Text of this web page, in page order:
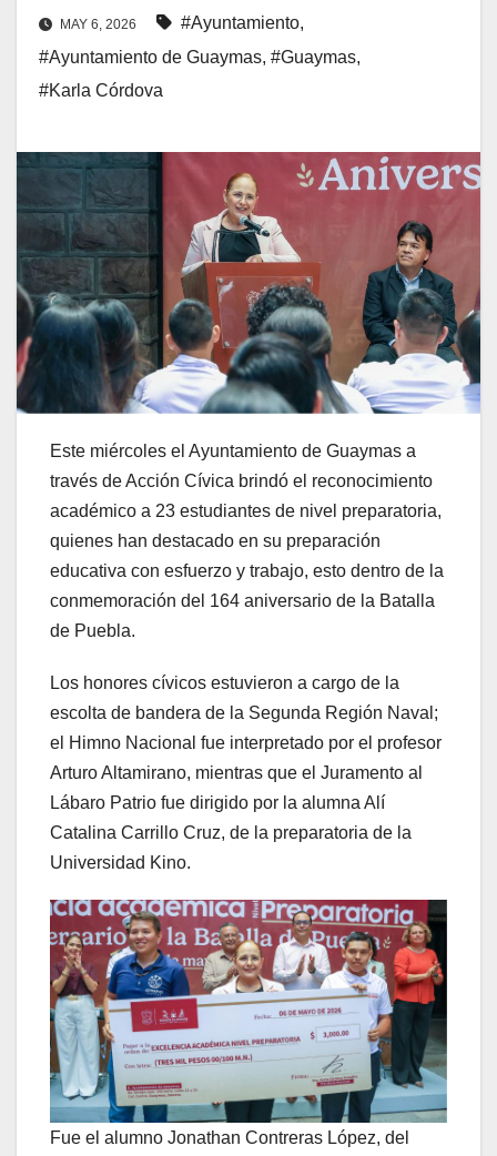
MAY 6, 2026 #Ayuntamiento,
#Ayuntamiento de Guaymas, #Guaymas,
#Karla Córdova
Este miércoles el Ayuntamiento de Guaymas a
través de Acción Cívica brindó el reconocimiento
académico a 23 estudiantes de nivel preparatoria,
quienes han destacado en su preparación
educativa con esfuerzo y trabajo, esto dentro de la
conmemoración del 164 aniversario de la Batalla
de Puebla.
Los honores cívicos estuvieron a cargo de la
escolta de bandera de la Segunda Región Naval;
el Himno Nacional fue interpretado por el profesor
Arturo Altamirano, mientras que el Juramento al
Lábaro Patrio fue dirigido por la alumna Alí
Catalina Carrillo Cruz, de la preparatoria de la
Universidad Kino.
Fue el alumno Jonathan Contreras López, del